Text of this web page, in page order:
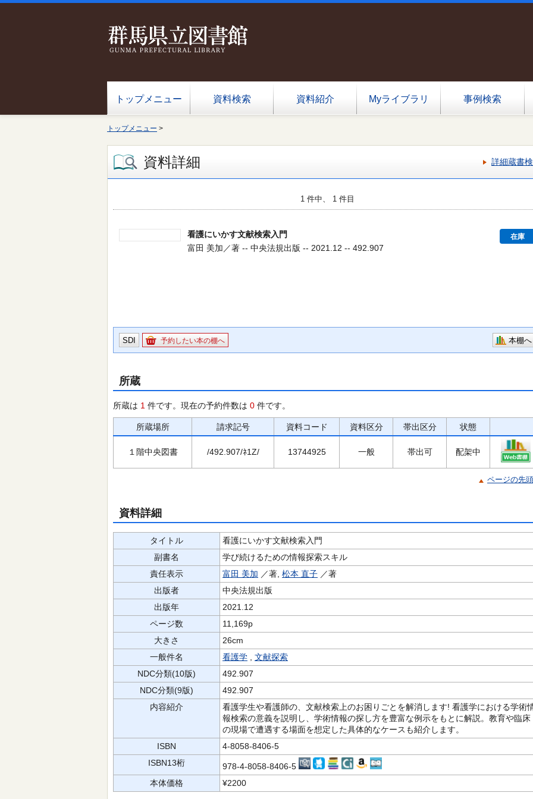
トップメニュー 資料検索 資料紹介 Myライブラリ 事例検索
トップメニュー >
資料詳細 詳細蔵書
1 件中、 1 件目
看護にいかす文献検索入門 在庫
富田 美加／著 -- 中央法規出版 -- 2021.12 -- 492.907
SDI 予約したい本の棚へ 本棚へ
所蔵
所蔵は 1 件です。現在の予約件数は 0 件です。
所蔵場所 請求記号 資料コード 資料区分 帯出区分 状態
１階中央図書 /492.907/ﾈ1Z/ 13744925 一般 帯出可 配架中
ページの先
資料詳細
タイトル
看護にいかす文献検索入門
副書名
学び続けるための情報探索スキル
責任表示
富田 美加 ／著, 松本 直子 ／著
出版者
中央法規出版
出版年
2021.12
ページ数
11,169p
大きさ
26cm
一般件名
看護学
文献探索
NDC分類(10版)
492.907
NDC分類(9版)
492.907
内容紹介
看護学生や看護師の、文献検索上のお困りごとを解消します! 看護学における学術
報検索の意義を説明し、学術情報の探し方を豊富な例示をもとに解説。教育や臨床
の現場で遭遇する場面を想定した具体的なケースも紹介します。
ISBN
4-8058-8406-5
ISBN13桁
978-4-8058-8406-5
本体価格
¥2200